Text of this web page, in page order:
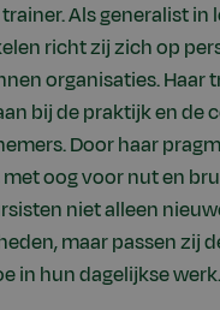
Als generalist in
richt zij zich op
organisaties. Haar
bij de praktijk en de
Door haar
met oog voor nut en
niet alleen
maar passen zij
in hun dagelijkse werk.